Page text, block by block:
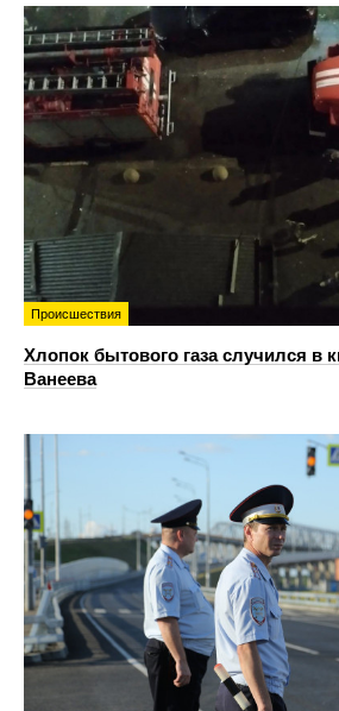
Происшествия
Хлопок бытового газа случился в
Ванеева